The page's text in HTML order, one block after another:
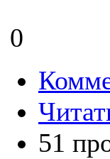
0
51